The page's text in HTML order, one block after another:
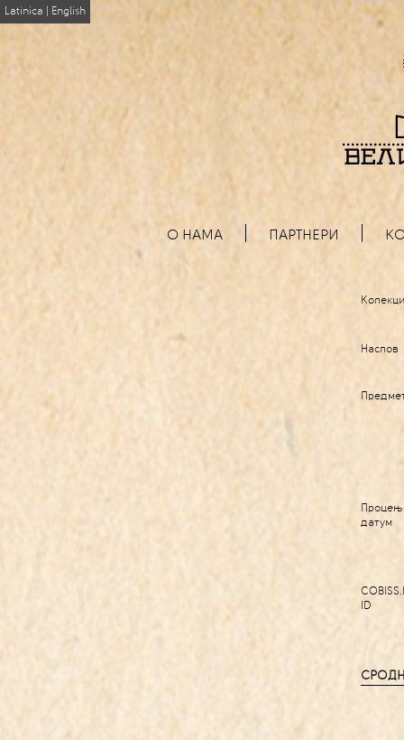
Latinica English
О НАМА ПАРТНЕРИ
Наслов
датум
ID